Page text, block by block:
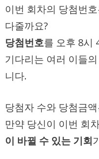
이번 회차의 당첨번
다줄까요?
당첨번호를 오후 8시
기다리는 여러 이들
니다.
당첨자 수와 당첨금
만약 당신이 이번 회
이 바뀔 수 있는 기회